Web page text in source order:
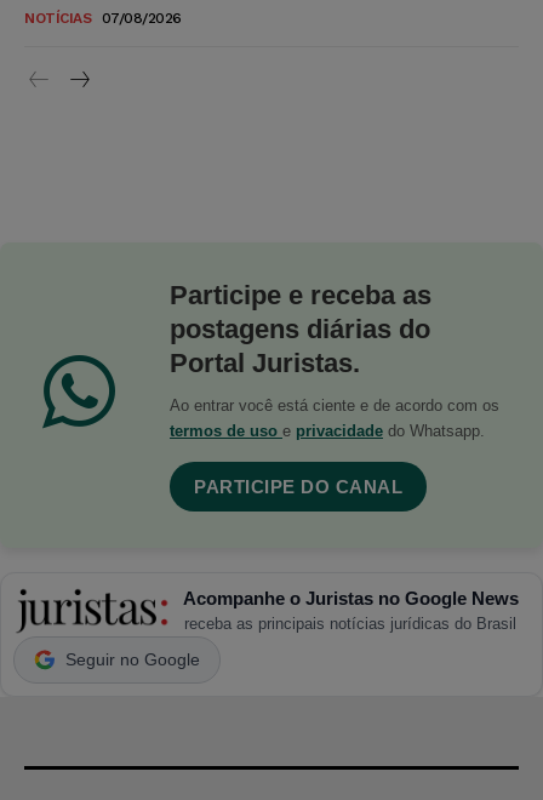
NOTÍCIAS 07/08/2026
Participe e receba as
postagens diárias do
Portal Juristas.
Ao entrar você está ciente e de acordo com os
termos de uso e privacidade do Whatsapp.
PARTICIPE DO CANAL
Acompanhe o Juristas no Google News
receba as principais notícias jurídicas do Brasil
Seguir no Google